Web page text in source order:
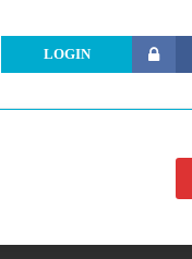
LOGIN